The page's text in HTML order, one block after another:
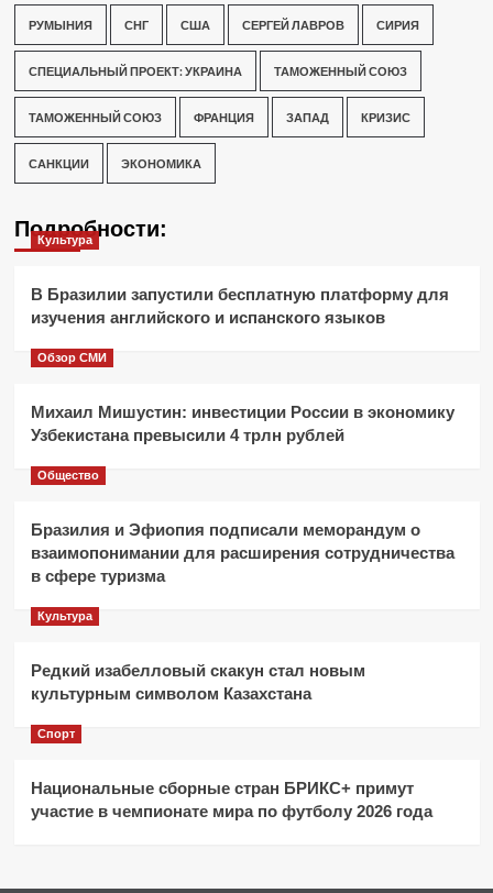
РУМЫНИЯ СНГ США СЕРГЕЙ ЛАВРОВ СИРИЯ
СПЕЦИАЛЬНЫЙ ПРОЕКТ: УКРАИНА ТАМОЖЕННЫЙ СОЮЗ
ТАМОЖЕННЫЙ СОЮЗ ФРАНЦИЯ ЗАПАД КРИЗИС
САНКЦИИ ЭКОНОМИКА
Подробности:
Культура
В Бразилии запустили бесплатную платформу для
изучения английского и испанского языков
Обзор СМИ
Михаил Мишустин: инвестиции России в экономику
Узбекистана превысили 4 трлн рублей
Общество
Бразилия и Эфиопия подписали меморандум о
взаимопонимании для расширения сотрудничества
в сфере туризма
Культура
Редкий изабелловый скакун стал новым
культурным символом Казахстана
Спорт
Национальные сборные стран БРИКС+ примут
участие в чемпионате мира по футболу 2026 года